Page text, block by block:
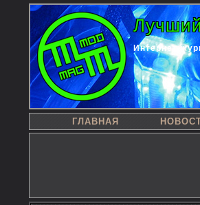
Интернет-
ГЛАВНАЯ